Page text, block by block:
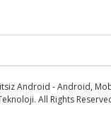
Android - Android,
All Rights